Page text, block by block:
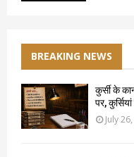
BREAKING NEWS
कुर्सी के
पर,
July